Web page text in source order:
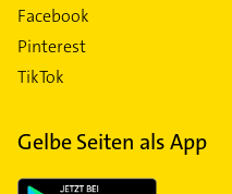
Facebook
Pinterest
TikTok
Gelbe Seiten als App